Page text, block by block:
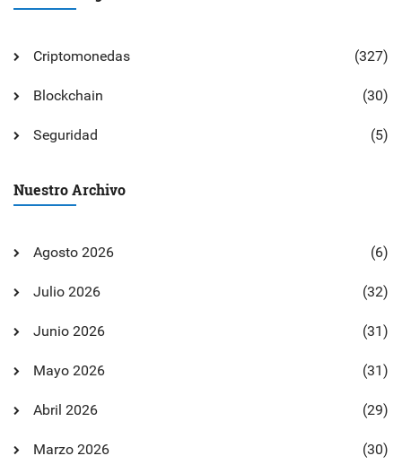
Criptomonedas (327)
Blockchain (30)
Seguridad (5)
Nuestro Archivo
Agosto 2026 (6)
Julio 2026 (32)
Junio 2026 (31)
Mayo 2026 (31)
Abril 2026 (29)
Marzo 2026 (30)